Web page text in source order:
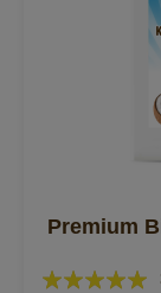
Premium
Bewertung: